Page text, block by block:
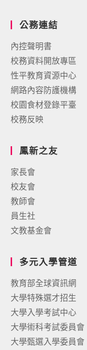
公務連結
內控聲明書
校務資料開放專區
性平教育資源中心
網路內容防護機構
校園食材登錄平臺
校務反映
鳳新之友
家長會
校友會
教師會
員生社
文教基金會
多元入學管道
教育部全球資訊網
大學特殊選才招生
大學入學考試中心
大學術科考試委員會
大學甄選入學委員會